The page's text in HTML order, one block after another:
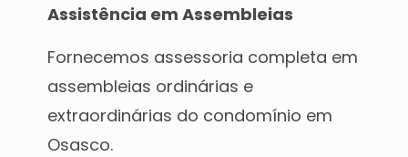
Assistência em Assembleias
Fornecemos assessoria completa em
assembleias ordinárias e
extraordinárias do condomínio em
Osasco.